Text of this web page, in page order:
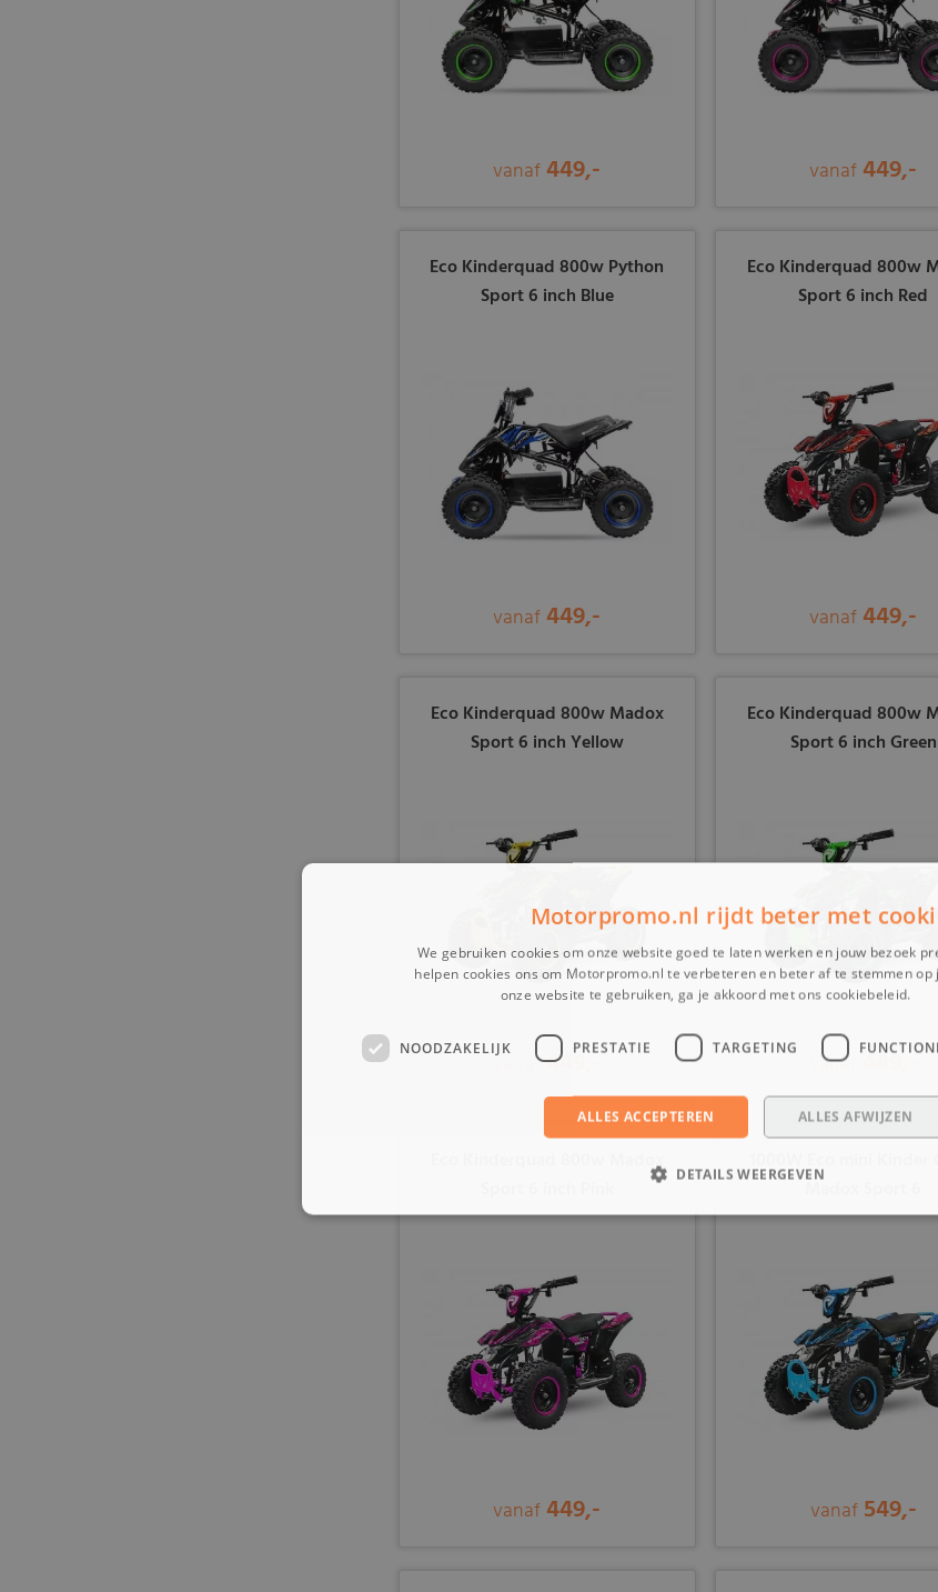
vanaf 449,- vanaf 449,-
Eco Kinderquad 800w Python
Sport 6 inch Blue
vanaf 449,-
Eco Kinderquad 800w
Sport 6 inch Red
vanaf 449,-
Eco Kinderquad 800w Madox
Sport 6 inch Yellow
vanaf449,-
Eco Kinderquad 800w
Sport 6 inch Green
vanaf 449,-
Eco Kinderquad 800w Madox
vanaf 449,- vanaf 549,-
Motorpromo.nl rijdt beter met
We gebruiken cookies om onze website goed te laten werken en jouw bezoek
helpen cookies ons om Motorpromo.nl te verbeteren en beter af te stemmen op
onze website te gebruiken, ga je akkoord met ons cookiebeleid.
NOODZAKELIJK PRESTATIE TARGETING
ALLES ACCEPTEREN ALLES AFWIJZEN
DETAILS WEERGEVEN